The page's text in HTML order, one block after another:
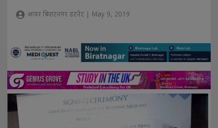
आवर बिराटनगर डटनेट | May 9, 2019